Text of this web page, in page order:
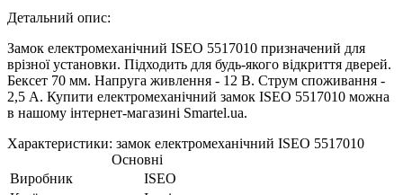
Детальний опис:
Замок електромеханічний ISEO 5517010 призначений для
врізної установки. Підходить для будь-якого відкриття дверей.
Бексет 70 мм. Напруга живлення - 12 В. Струм споживання -
2,5 А. Купити електромеханічний замок ISEO 5517010 можна
в нашому інтернет-магазині Smartel.ua.
Характеристики: замок електромеханічний ISEO 5517010
Основні
Виробник
ISEO